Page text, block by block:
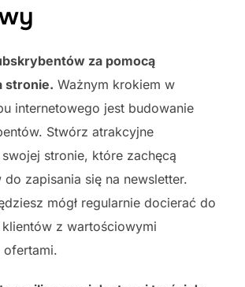
za pomocą
stronie. Ważnym krokiem w
internetowego jest budowanie
Stwórz atrakcyjne
stronie, które zachęcą
zapisania się na newsletter.
mógł regularnie docierać do
z wartościowymi
ofertami.